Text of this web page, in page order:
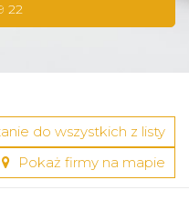
22
do wszystkich z listy
Pokaż firmy na mapie